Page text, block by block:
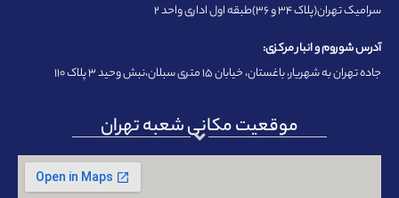
سرامیک تهران(پلاک ۳۴ و ۳۶)طبقه اول اداری واحد ۲
آدرس شوروم و انبار مرکزی:
جاده تهران به شهریار، باغستان، خیابان ۱۵ متری سبلان،نبش وحید ۳ پلاک ۱۱۰
موقعیت مکانی شعبه تهران